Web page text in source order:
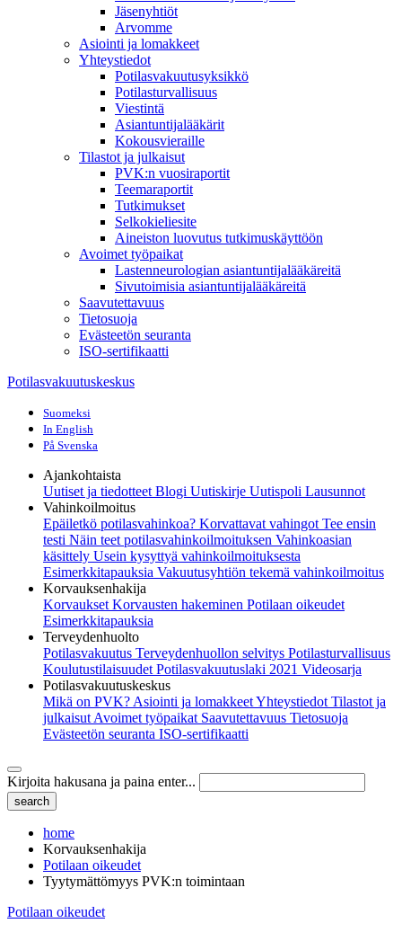
Jäsenyhtiöt
Arvomme
Asiointi ja lomakkeet
Yhteystiedot
Potilasvakuutusyksikkö
Potilasturvallisuus
Viestintä
Asiantuntijalääkärit
Kokousvieraille
Tilastot ja julkaisut
PVK:n vuosiraportit
Teemaraportit
Tutkimukset
Selkokieliesite
Aineiston luovutus tutkimuskäyttöön
Avoimet työpaikat
Lastenneurologian asiantuntijalääkäreitä
Sivutoimisia asiantuntijalääkäreitä
Saavutettavuus
Tietosuoja
Evästeetön seuranta
ISO-sertifikaatti
Potilasvakuutuskeskus
Suomeksi
In English
På Svenska
Ajankohtaista
Uutiset ja tiedotteet Blogi Uutiskirje Uutispoli Lausunnot
Vahinkoilmoitus
Epäiletkö potilasvahinkoa? Korvattavat vahingot Tee ensin
testi Näin teet potilasvahinkoilmoituksen Vahinkoasian
käsittely Usein kysyttyä vahinkoilmoituksesta
Esimerkkitapauksia Vakuutusyhtiön tekemä vahinkoilmoitus
Korvauksenhakija
Korvaukset Korvausten hakeminen Potilaan oikeudet
Esimerkkitapauksia
Terveydenhuolto
Potilasvakuutus Terveydenhuollon selvitys Potilasturvallisuus
Koulutustilaisuudet Potilasvakuutuslaki 2021 Videosarja
Potilasvakuutuskeskus
Mikä on PVK? Asiointi ja lomakkeetYhteystiedot Tilastot ja
julkaisut Avoimet työpaikat Saavutettavuus Tietosuoja
Evästeetön seuranta ISO-sertifikaatti
Kirjoita hakusana ja paina enter...
home
Korvauksenhakija
Potilaan oikeudet
Tyytymättömyys PVK:n toimintaan
Potilaan oikeudet